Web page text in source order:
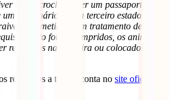
um microchip, tiver um passaporte ou
veterinário de um terceiro estado, tiver
e submetido a um tratamento de
não forem cumpridos, os animais
rejeitados na fronteira ou colocados em
requisitos a ter em conta no site oficial do